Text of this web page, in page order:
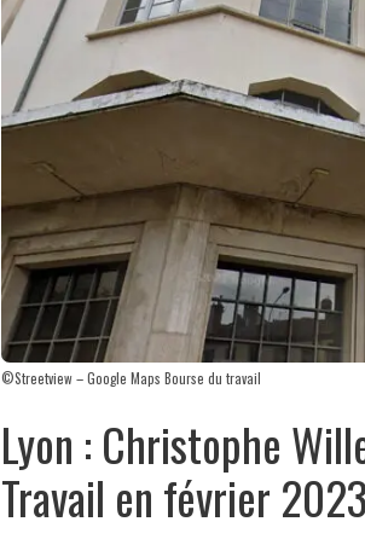
©Streetview – Google Maps Bourse du travail
Lyon : Christophe
Travail en février 2023